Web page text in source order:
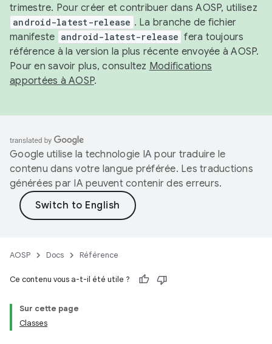
trimestre. Pour créer et contribuer dans AOSP, utilisez
android-latest-release . La branche de fichier
manifeste android-latest-release fera toujours
référence à la version la plus récente envoyée à AOSP.
Pour en savoir plus, consultez Modifications
apportées à AOSP.
Google utilise la technologie IA pour traduire le
contenu dans votre langue préférée. Les traductions
générées par IA peuvent contenir des erreurs.
AOSP Docs Référence
Ce contenu vous a-t-il été utile ?
Sur cette page
Classes